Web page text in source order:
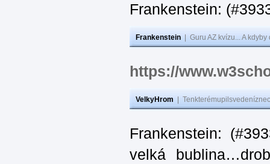
Frankenstein:
Frankenstein Guru AZ kvízu... A
https://
VelkyHrom
Frankenstein:
velká